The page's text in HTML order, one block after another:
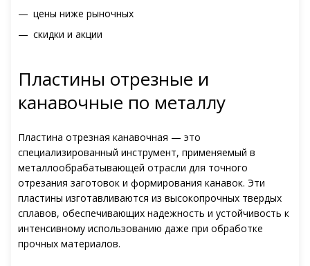
цены ниже рыночных
скидки и акции
Пластины отрезные и
канавочные по металлу
Пластина отрезная канавочная — это
специализированный инструмент, применяемый в
металлообрабатывающей отрасли для точного
отрезания заготовок и формирования канавок. Эти
пластины изготавливаются из высокопрочных твердых
сплавов, обеспечивающих надежность и устойчивость к
интенсивному использованию даже при обработке
прочных материалов.